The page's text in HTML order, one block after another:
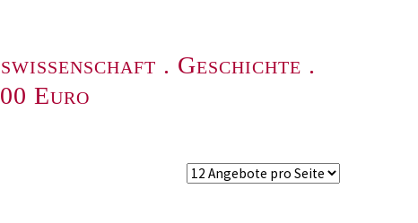
. Geschichte .
Euro